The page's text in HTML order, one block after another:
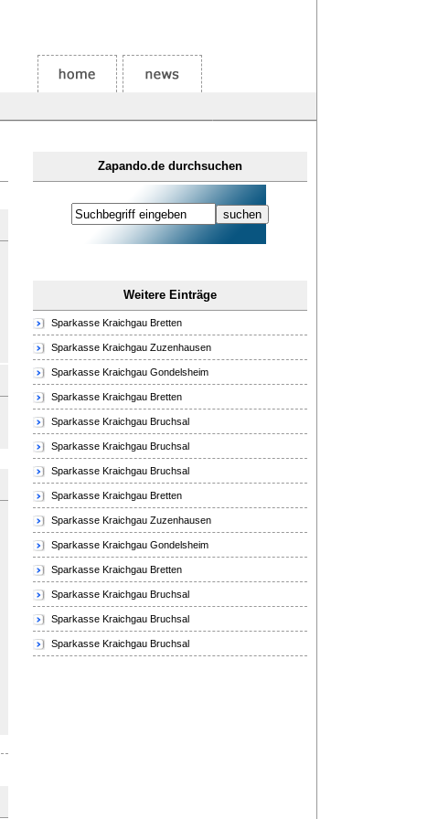
Zapando.de durchsuchen
Weitere Einträge
Sparkasse Kraichgau Bretten
Sparkasse Kraichgau Zuzenhausen
Sparkasse Kraichgau Gondelsheim
Sparkasse Kraichgau Bretten
Sparkasse Kraichgau Bruchsal
Sparkasse Kraichgau Bruchsal
Sparkasse Kraichgau Bruchsal
Sparkasse Kraichgau Bretten
Sparkasse Kraichgau Zuzenhausen
Sparkasse Kraichgau Gondelsheim
Sparkasse Kraichgau Bretten
Sparkasse Kraichgau Bruchsal
Sparkasse Kraichgau Bruchsal
Sparkasse Kraichgau Bruchsal